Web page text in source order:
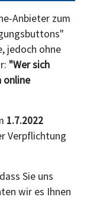
Anbieter zum
jedoch ohne
"Wer sich
online
1.7.2022
Verpflichtung
Sie uns
wir es Ihnen